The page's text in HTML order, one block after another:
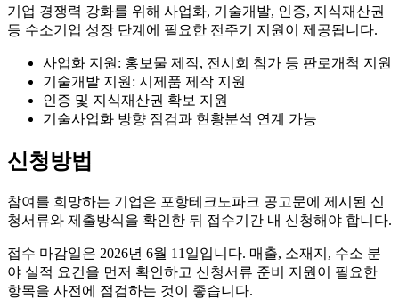
기업 경쟁력 강화를 위해 사업화, 기술개발, 인증, 지식재산권
등 수소기업 성장 단계에 필요한 전주기 지원이 제공됩니다.
사업화 지원: 홍보물 제작, 전시회 참가 등 판로개척 지원
기술개발 지원: 시제품 제작 지원
인증 및 지식재산권 확보 지원
기술사업화 방향 점검과 현황분석 연계 가능
신청방법
참여를 희망하는 기업은 포항테크노파크 공고문에 제시된 신
청서류와 제출방식을 확인한 뒤 접수기간 내 신청해야 합니다.
접수 마감일은 2026년 6월 11일입니다. 매출, 소재지, 수소 분
야 실적 요건을 먼저 확인하고 신청서류 준비 지원이 필요한
항목을 사전에 점검하는 것이 좋습니다.